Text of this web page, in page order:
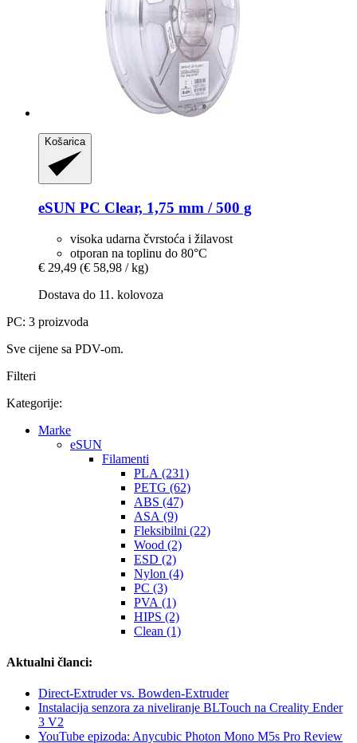
Košarica
eSUN PC Clear, 1,75 mm / 500 g
visoka udarna čvrstoća i žilavost
otporan na toplinu do 80°C
€ 29,49 (€ 58,98 / kg)
Dostava do 11. kolovoza
PC: 3 proizvoda
Sve cijene sa PDV-om.
Filteri
Kategorije:
Marke
eSUN
Filamenti
PLA (231)
PETG (62)
ABS (47)
ASA (9)
Fleksibilni (22)
Wood (2)
ESD (2)
Nylon (4)
PC (3)
PVA (1)
HIPS (2)
Clean (1)
Aktualni članci:
Direct-Extruder vs. Bowden-Extruder
Instalacija senzora za niveliranje BLTouch na Creality Ender
3 V2
YouTube epizoda: Anycubic Photon Mono M5s Pro Review